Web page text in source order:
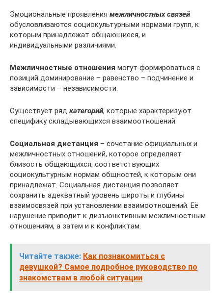
Эмоциональные проявления межличностных связей
обусловливаются социокультурными нормами групп, к
которым принадлежат общающиеся, и
индивидуальными различиями.
Межличностные отношения могут формироваться с
позиций доминирование – равенство – подчинение и
зависимости – независимости.
Существует ряд категорий, которые характеризуют
специфику складывающихся взаимоотношений.
Социальная дистанция – сочетание официальных и
межличностных отношений, которое определяет
близость общающихся, соответствующих
социокультурным нормам общностей, к которым они
принадлежат. Социальная дистанция позволяет
сохранить адекватный уровень широты и глубины
взаимосвязей при установлении взаимоотношений. Её
нарушение приводит к дизъюнктивным межличностным
отношениям, а затем и к конфликтам.
Читайте также: Как познакомиться с
девушкой? Самое подробное руководство по
знакомствам в любой ситуации